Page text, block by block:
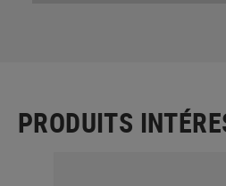
PRODUITS